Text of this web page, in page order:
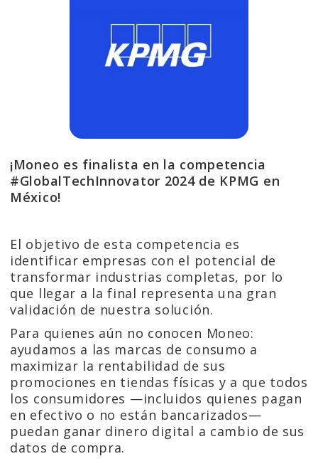
¡Moneo es finalista en la competencia
#GlobalTechInnovator 2024 de KPMG en
México!
El objetivo de esta competencia es
identificar empresas con el potencial de
transformar industrias completas, por lo
que llegar a la final representa una gran
validación de nuestra solución.
Para quienes aún no conocen Moneo:
ayudamos a las marcas de consumo a
maximizar la rentabilidad de sus
promociones en tiendas físicas y a que todos
los consumidores —incluidos quienes pagan
en efectivo o no están bancarizados—
puedan ganar dinero digital a cambio de sus
datos de compra.